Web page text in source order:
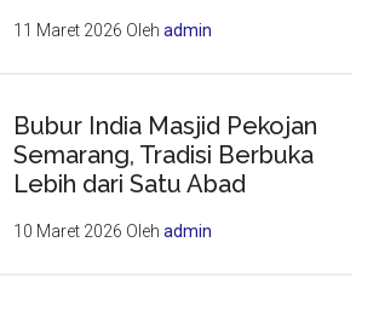
11 Maret 2026 Olehadmin
Bubur India Masjid Pekojan
Semarang, Tradisi Berbuka
Lebih dari Satu Abad
10 Maret 2026 Olehadmin